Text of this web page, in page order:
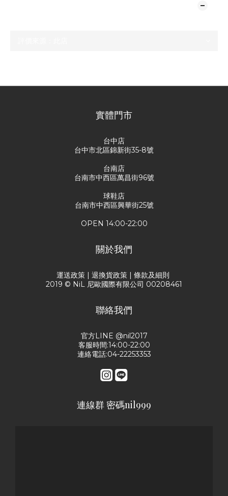
實體門市
台中店
台中市北區錦新街35-8號
台南店
台南市中西區萬昌街96號
球鞋店
台南市中西區興華街25號
OPEN 14:00-22:00
關於我們
運送政策 | 退換貨政策 | 條款及細則
2019 © NiL 尼歐國際有限公司 00208461
聯絡我們
官方LINE @nil2017
客服時間:14:00-22:00
連絡電話:04-22253353
連線群 密碼nil999